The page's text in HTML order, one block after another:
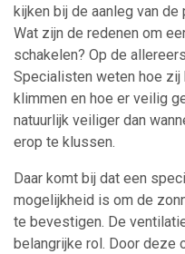
kijken bij de aanleg van
Wat zijn de redenen om
schakelen? Op de
Specialisten weten hoe zij
klimmen en hoe er veilig
natuurlijk veiliger dan
erop te klussen.
Daar komt bij dat een
mogelijkheid is om de
te bevestigen. De
belangrijke rol. Door deze